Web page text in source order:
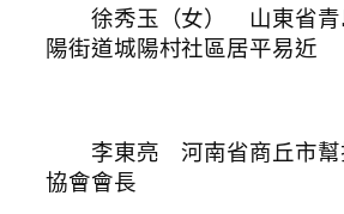
徐秀玉（女） 山東省青
陽街道城陽村社區居平易近
李東亮 河南省商丘市幫
協會會長